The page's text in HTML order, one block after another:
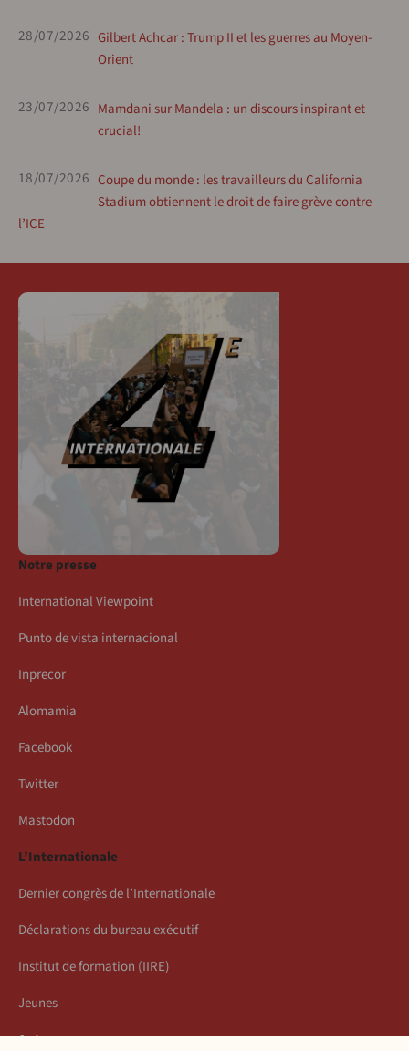
28/07/2026 Gilbert Achcar : Trump II et les guerres au Moyen-
Orient
23/07/2026 Mamdani sur Mandela : un discours inspirant et
crucial!
18/07/2026 Coupe du monde : les travailleurs du California
Stadium obtiennent le droit de faire grève contre
l’ICE
Notre presse
International Viewpoint
Punto de vista internacional
Inprecor
Alomamia
Facebook
Twitter
Mastodon
L’Internationale
Dernier congrès de l’Internationale
Déclarations du bureau exécutif
Institut de formation (IIRE)
Jeunes
Auteurs